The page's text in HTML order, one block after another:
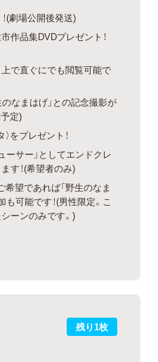
(劇場公開後発送)
作品集DVDプレゼント！
で直ぐにでも閲覧可能で
なまはげ」との記念撮影が
定)
をプレゼント！
ーサー」としてエンドクレ
す！(希望者のみ)
希望であれば「野生のなま
可能です！(男性限定。こ
ーンのみです。)
残り1枚